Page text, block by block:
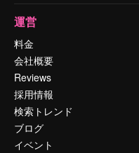
運営
料金
会社概要
Reviews
採用情報
検索トレンド
ブログ
イベント